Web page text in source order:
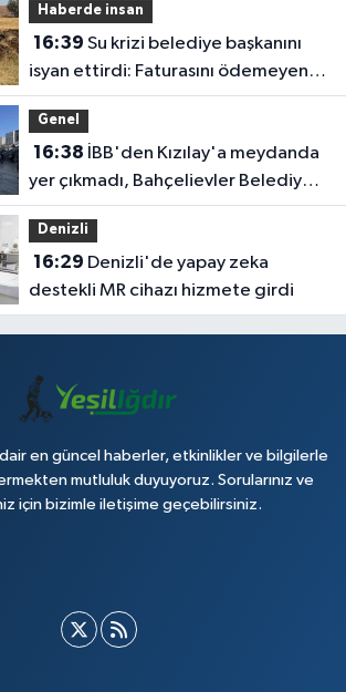
ister'
Haberde insan
16:39
isyan ettirdi: Faturasını ödemeyen
vatandaşlara böyle seslendi
Genel
16:38
yer çıkmadı, Bahçelievler Belediyesi
yer tahsis etti
Denizli
16:29
destekli MR cihazı hizmete girdi
dair en güncel haberler, etkinlikler ve bilgilerle
mutluluk duyuyoruz. Sorularınız ve
için bizimle iletişime geçebilirsiniz.